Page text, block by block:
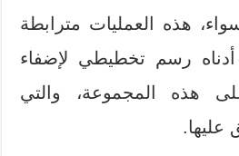
هذه العمليات مترابطة
رسم تخطيطي لإضفاء
هذه المجموعة، والتي
عليها.